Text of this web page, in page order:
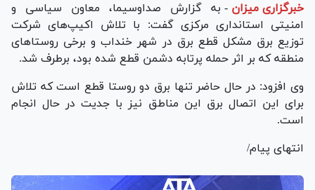
خبرگزاری میزان - به گزارش صداوسیما، معاون سیاسی و
امنیتی استانداری مرکزی گفت: با تلاش اکیپ‌های شرکت
توزیع برق مشکل قطع برق در شهر خنداب و برخی روستا‌های
منطقه که بر اثر حمله پرتابه دشمن قطع شده بود، برطرف شد.
وی افزود: در حال حاضر تنها برق دو روستا قطع است که تلاش
برای این اتصال برق این مناطق نیز با جدیت در حال انجام
است.
انتهای پیام/